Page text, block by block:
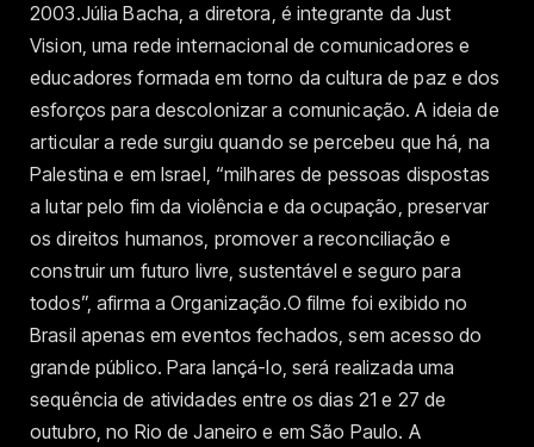
2003.Júlia Bacha, a diretora, é integrante da Just
Vision, uma rede internacional de comunicadores e
educadores formada em torno da cultura de paz e dos
esforços para descolonizar a comunicação. A ideia de
articular a rede surgiu quando se percebeu que há, na
Palestina e em Israel, “milhares de pessoas dispostas
a lutar pelo fim da violência e da ocupação, preservar
os direitos humanos, promover a reconciliação e
construir um futuro livre, sustentável e seguro para
todos”, afirma a Organização.O filme foi exibido no
Brasil apenas em eventos fechados, sem acesso do
grande público. Para lançá-lo, será realizada uma
sequência de atividades entre os dias 21 e 27 de
outubro, no Rio de Janeiro e em São Paulo. A